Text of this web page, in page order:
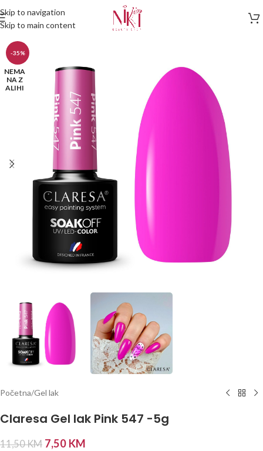
Skip to navigation
Skip to main content
-35%
NEMA
NA Z
ALIHI
Početna/Gel lak
Claresa Gel lak Pink 547 -5g
11,50KM 7,50 KM